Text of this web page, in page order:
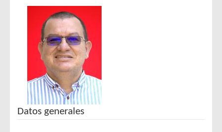
Datos generales